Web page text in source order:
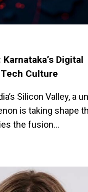
Digital
Culture
Silicon Valley, a
is taking shape
the fusion…